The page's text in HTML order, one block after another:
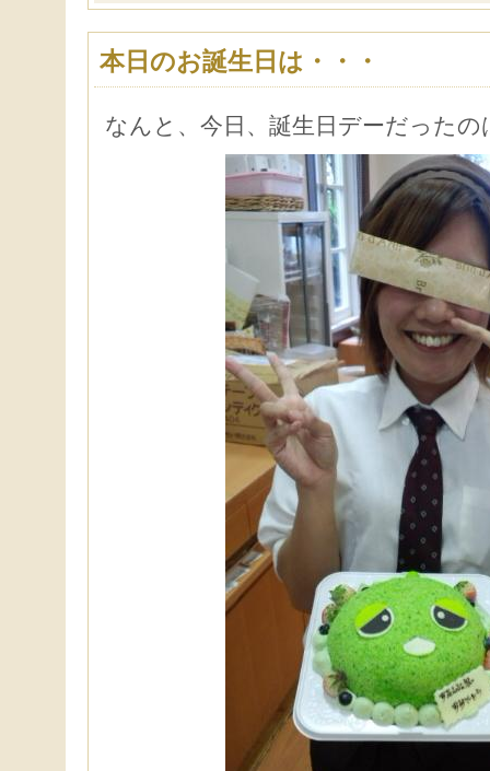
本日のお誕生日は・・・
なんと、今日、誕生日デーだったの